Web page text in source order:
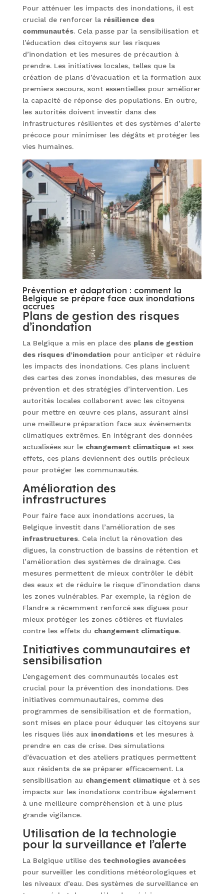
Pour atténuer les impacts des inondations, il est
crucial de renforcer la résilience des
communautés. Cela passe par la sensibilisation et
l’éducation des citoyens sur les risques
d’inondation et les mesures de précaution à
prendre. Les initiatives locales, telles que la
création de plans d’évacuation et la formation aux
premiers secours, sont essentielles pour améliorer
la capacité de réponse des populations. En outre,
les autorités doivent investir dans des
infrastructures résilientes et des systèmes d’alerte
précoce pour minimiser les dégâts et protéger les
vies humaines.
Prévention et adaptation : comment la
Belgique se prépare face aux inondations
accrues
Plans de gestion des risques
d’inondation
La Belgique a mis en place des plans de gestion
des risques d’inondation pour anticiper et réduire
les impacts des inondations. Ces plans incluent
des cartes des zones inondables, des mesures de
prévention et des stratégies d’intervention. Les
autorités locales collaborent avec les citoyens
pour mettre en œuvre ces plans, assurant ainsi
une meilleure préparation face aux événements
climatiques extrêmes. En intégrant des données
actualisées sur le changement climatiqueet ses
effets, ces plans deviennent des outils précieux
pour protéger les communautés.
Amélioration des
infrastructures
Pour faire face aux inondations accrues, la
Belgique investit dans l’amélioration de ses
infrastructures. Cela inclut la rénovation des
digues, la construction de bassins de rétention et
l’amélioration des systèmes de drainage. Ces
mesures permettent de mieux contrôler le débit
des eaux et de réduire le risque d’inondation dans
les zones vulnérables. Par exemple, la région de
Flandre a récemment renforcé ses digues pour
mieux protéger les zones côtières et fluviales
contre les effets du changement climatique.
Initiatives communautaires et
sensibilisation
L’engagement des communautés locales est
crucial pour la prévention des inondations. Des
initiatives communautaires, comme des
programmes de sensibilisation et de formation,
sont mises en place pour éduquer les citoyens sur
les risques liés aux inondationset les mesures à
prendre en cas de crise. Des simulations
d’évacuation et des ateliers pratiques permettent
aux résidents de se préparer efficacement. La
sensibilisation au changement climatiqueet à ses
impacts sur les inondations contribue également
à une meilleure compréhension et à une plus
grande vigilance.
Utilisation de la technologie
pour la surveillance et l’alerte
La Belgique utilise destechnologies avancées
pour surveiller les conditions météorologiques et
les niveaux d’eau. Des systèmes de surveillance en